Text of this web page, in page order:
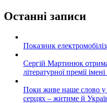
Останні записи
Показник
Сергій Мартинюк
літературної премії
Поки живе наше слово
серцях – житиме й